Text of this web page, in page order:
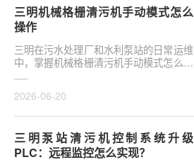
三明机械格栅清污机手动模式怎么
操作
三明在污水处理厂和水利泵站的日常运维
中，掌握机械格栅清污机手动模式怎么操
作是保障设备稳定运行的基础环节。以某
2026-06-20
三明泵站清污机控制系统升级
PLC：远程监控怎么实现？